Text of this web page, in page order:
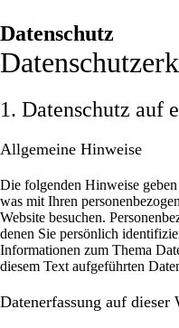
Datenschutz
1. Datenschutz auf
Allgemeine Hinweise
Die folgenden Hinweise
was mit Ihren
Website besuchen.
denen Sie persönlich
Informationen zum Thema
diesem Text aufgeführten
Datenerfassung auf dieser